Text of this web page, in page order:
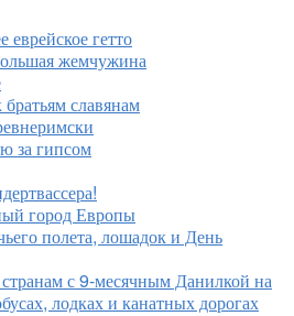
гетто
жемчужина
славянам
за гипсом
город Европы
полета, лошадок и День
с 9-месячным Данилкой на
лодках и канатных дорогах